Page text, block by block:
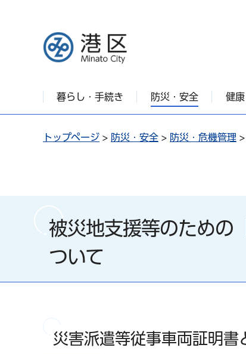
港区
暮らし・手続き 防災・安全 健
トップページ > 防災・安全 > 防災・危機管理 >
被災地支援等のための
ついて
災害派遣等従事車両証明書